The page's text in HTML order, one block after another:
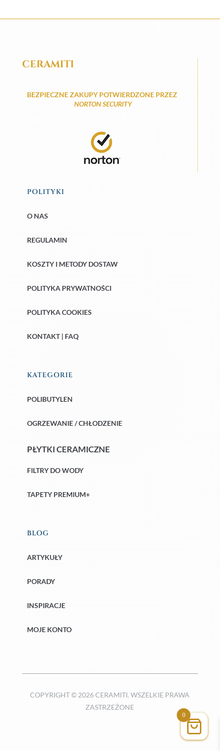
CERAMITI
BEZPIECZNE ZAKUPY POTWIERDZONE PRZEZ
NORTON SECURITY
POLITYKI
O NAS
REGULAMIN
KOSZTY I METODY DOSTAW
POLITYKA PRYWATNOŚCI
POLITYKA COOKIES
KONTAKT | FAQ
KATEGORIE
POLIBUTYLEN
OGRZEWANIE / CHŁODZENIE
PŁYTKI CERAMICZNE
FILTRY DO WODY
TAPETY PREMIUM+
BLOG
ARTYKUŁY
PORADY
INSPIRACJE
MOJE KONTO
COPYRIGHT © 2026 CERAMITI. WSZELKIE PRAWA
ZASTRZEŻONE
0